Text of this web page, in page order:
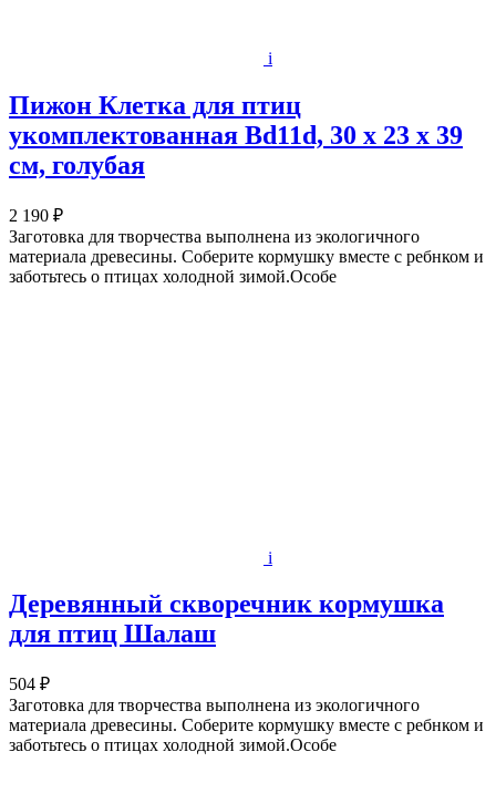
i
Пижон Клетка для птиц
укомплектованная Bd11d, 30 х 23 х 39
см, голубая
2 190 ₽
Заготовка для творчества выполнена из экологичного
материала древесины. Соберите кормушку вместе с ребнком и
заботьтесь о птицах холодной зимой.Особе
i
Деревянный скворечник кормушка
для птиц Шалаш
504 ₽
Заготовка для творчества выполнена из экологичного
материала древесины. Соберите кормушку вместе с ребнком и
заботьтесь о птицах холодной зимой.Особе